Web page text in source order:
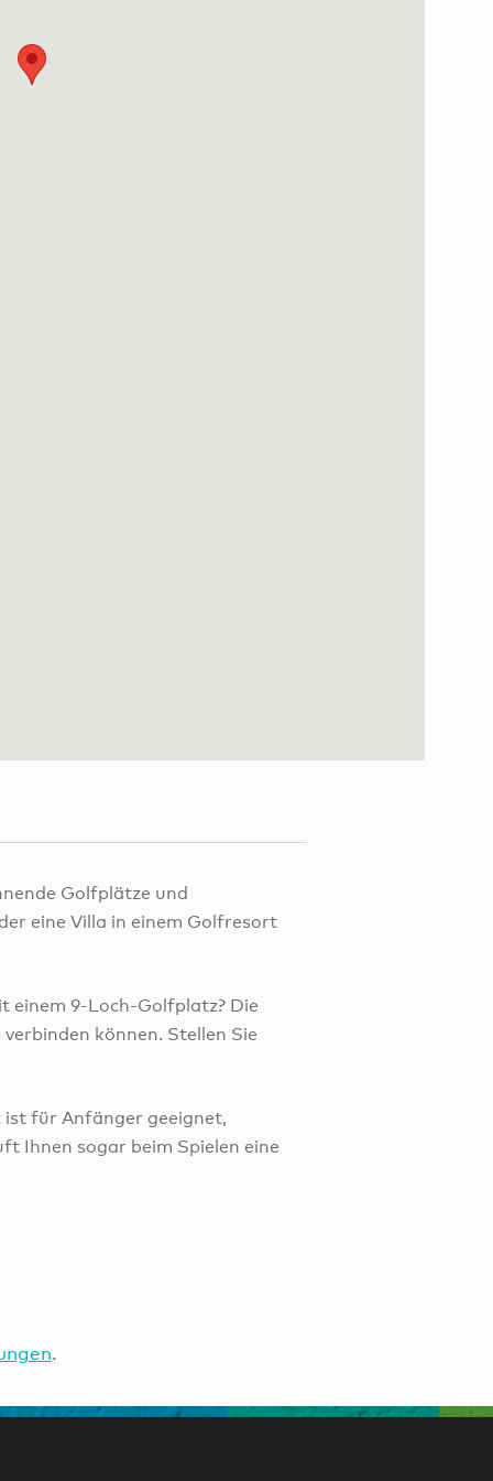
Golfplätze und
eine Villa in einem Golfresort
einem 9-Loch-Golfplatz? Die
können. Stellen Sie
ist für Anfänger geeignet,
Ihnen sogar beim Spielen eine
.